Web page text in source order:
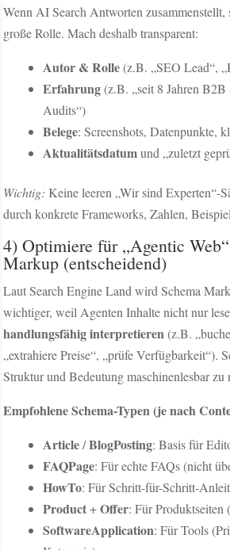
Wenn AI Search Antworten zusammenstellt,
große Rolle. Mach deshalb transparent:
Autor & Rolle(z.B. „SEO Lead“,
Erfahrung(z.B. „seit 8 Jahren
Audits“)
Belege: Screenshots, Datenpunkte,
Aktualitätsdatumund „zuletzt
Wichtig: Keine leeren „Wir sind Experten“-
durch konkrete Frameworks, Zahlen,
4) Optimiere für „Agentic
Markup (entscheidend)
Laut Search Engine Land wird Schema
wichtiger, weil Agenten Inhalte nicht nur
handlungsfähig interpretieren(z.B.
„extrahiere Preise“, „prüfe Verfügbarkeit“).
Struktur und Bedeutung maschinenlesbar zu
Empfohlene Schema-Typen (je nach
Article/BlogPosting: Basis für
FAQPage: Für echte FAQs (nicht
HowTo: Für Schritt-für-Schritt-
Product+Offer: Für Produktseiten
SoftwareApplication: Für Tools